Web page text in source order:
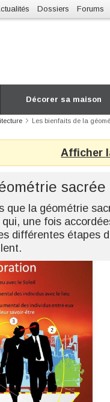
Dossiers Forums
Décorer sa maison
Les bienfaits de la
Afficher
sacrée
que la géométrie
une fois
différentes étapes